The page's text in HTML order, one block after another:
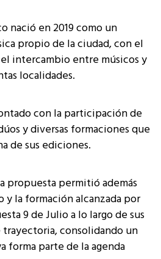
nació en 2019 como un
propio de la ciudad, con el
intercambio entre músicos y
localidades.
con la participación de
y diversas formaciones que
de sus ediciones.
propuesta permitió además
la formación alcanzada por
9 de Julio a lo largo de sus
consolidando un
forma parte de la agenda